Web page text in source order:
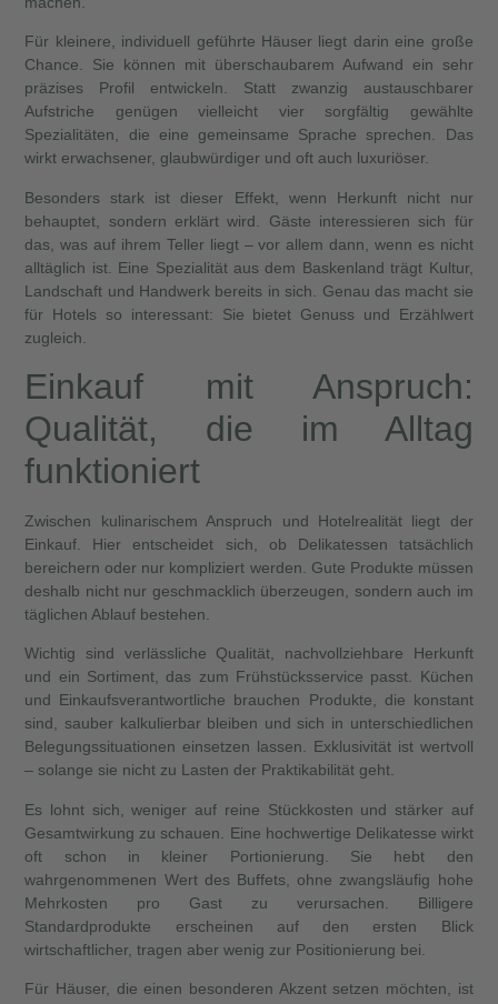
Für kleinere, individuell geführte Häuser liegt darin eine große
Chance. Sie können mit überschaubarem Aufwand ein sehr
präzises Profil entwickeln. Statt zwanzig austauschbarer
Aufstriche genügen vielleicht vier sorgfältig gewählte
Spezialitäten, die eine gemeinsame Sprache sprechen. Das
wirkt erwachsener, glaubwürdiger und oft auch luxuriöser.
Besonders stark ist dieser Effekt, wenn Herkunft nicht nur
behauptet, sondern erklärt wird. Gäste interessieren sich für
das, was auf ihrem Teller liegt – vor allem dann, wenn es nicht
alltäglich ist. Eine Spezialität aus dem Baskenland trägt Kultur,
Landschaft und Handwerk bereits in sich. Genau das macht sie
für Hotels so interessant: Sie bietet Genuss und Erzählwert
zugleich.
Einkauf mit Anspruch:
Qualität, die im Alltag
funktioniert
Zwischen kulinarischem Anspruch und Hotelrealität liegt der
Einkauf. Hier entscheidet sich, ob Delikatessen tatsächlich
bereichern oder nur kompliziert werden. Gute Produkte müssen
deshalb nicht nur geschmacklich überzeugen, sondern auch im
täglichen Ablauf bestehen.
Wichtig sind verlässliche Qualität, nachvollziehbare Herkunft
und ein Sortiment, das zum Frühstücksservice passt. Küchen
und Einkaufsverantwortliche brauchen Produkte, die konstant
sind, sauber kalkulierbar bleiben und sich in unterschiedlichen
Belegungssituationen einsetzen lassen. Exklusivität ist wertvoll
– solange sie nicht zu Lasten der Praktikabilität geht.
Es lohnt sich, weniger auf reine Stückkosten und stärker auf
Gesamtwirkung zu schauen. Eine hochwertige Delikatesse wirkt
oft schon in kleiner Portionierung. Sie hebt den
wahrgenommenen Wert des Buffets, ohne zwangsläufig hohe
Mehrkosten pro Gast zu verursachen. Billigere
Standardprodukte erscheinen auf den ersten Blick
wirtschaftlicher, tragen aber wenig zur Positionierung bei.
Für Häuser, die einen besonderen Akzent setzen möchten, ist